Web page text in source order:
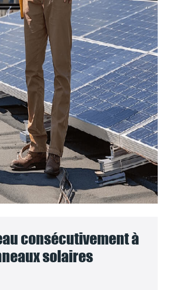
consécutivement à
solaires